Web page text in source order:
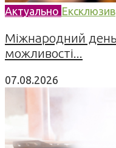
Актуально Ексклюзив
Міжнародний
можливості...
07.08.2026